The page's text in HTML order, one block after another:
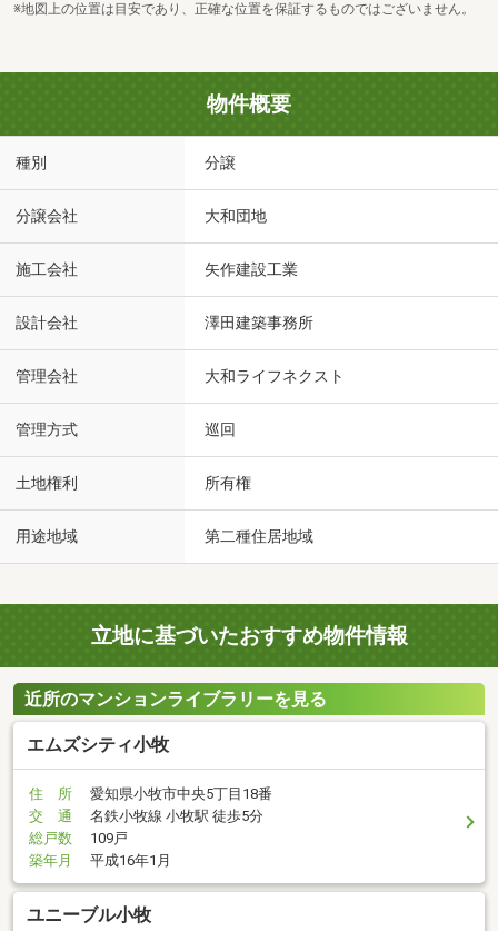
※地図上の位置は目安であり、正確な位置を保証するものではございません。
物件概要
種別 分譲
分譲会社 大和団地
施工会社 矢作建設工業
設計会社 澤田建築事務所
管理会社 大和ライフネクスト
管理方式 巡回
土地権利 所有権
用途地域 第二種住居地域
立地に基づいたおすすめ物件情報
近所のマンションライブラリーを見る
エムズシティ小牧
住 所
愛知県小牧市中央5丁目18番
交 通
名鉄小牧線 小牧駅 徒歩5分
総戸数
109戸
築年月
平成16年1月
ユニーブル小牧